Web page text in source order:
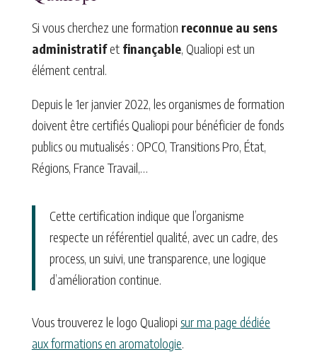
Si vous cherchez une formation reconnue au sens
administratifet finançable, Qualiopi est un
élément central.
Depuis le 1er janvier 2022, les organismes de formation
doivent être certifiés Qualiopi pour bénéficier de fonds
publics ou mutualisés : OPCO, Transitions Pro, État,
Régions, France Travail,…
Cette certification indique que l’organisme
respecte un référentiel qualité, avec un cadre, des
process, un suivi, une transparence, une logique
d’amélioration continue.
Vous trouverez le logo Qualiopi sur ma page dédiée
aux formations en aromatologie.